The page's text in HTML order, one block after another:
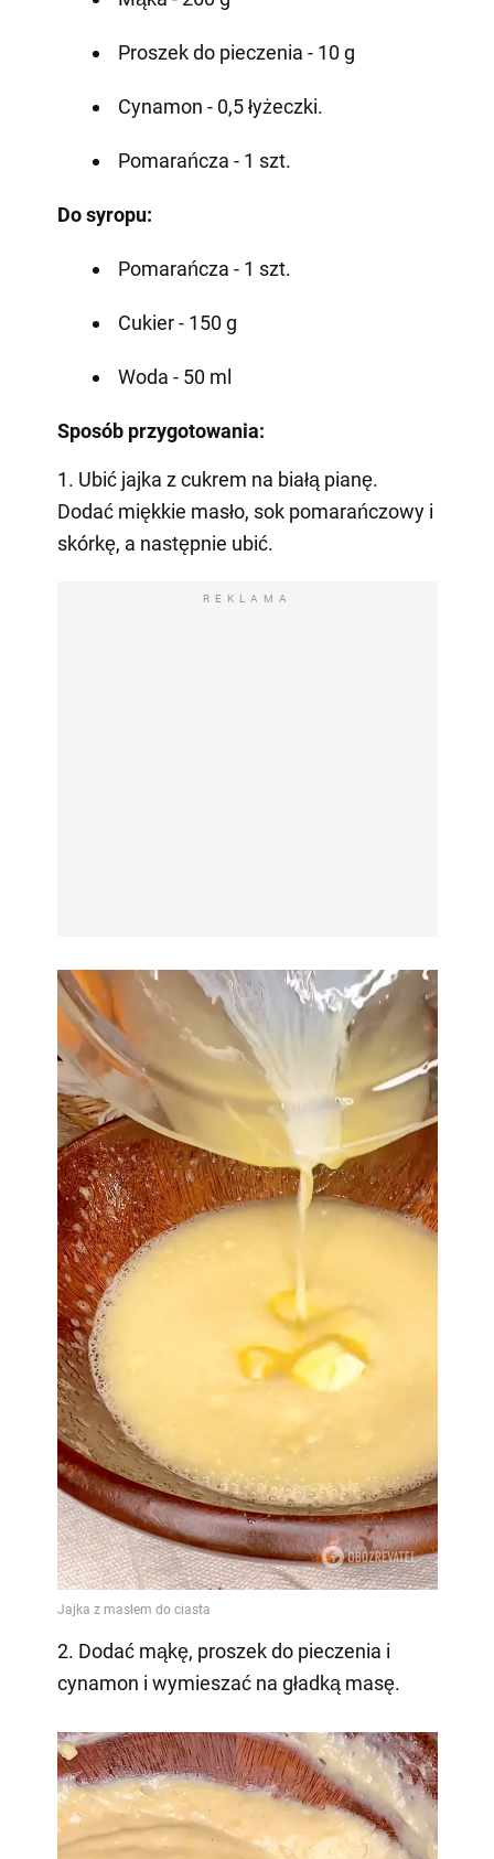
Proszek do pieczenia - 10 g
Cynamon - 0,5 łyżeczki.
Pomarańcza - 1 szt.
Do syropu:
Pomarańcza - 1 szt.
Cukier - 150 g
Woda - 50 ml
Sposób przygotowania:
1. Ubić jajka z cukrem na białą pianę.
Dodać miękkie masło, sok pomarańczowy i
skórkę, a następnie ubić.
REKLAMA
2. Dodać mąkę, proszek do pieczenia i
cynamon i wymieszać na gładką masę.